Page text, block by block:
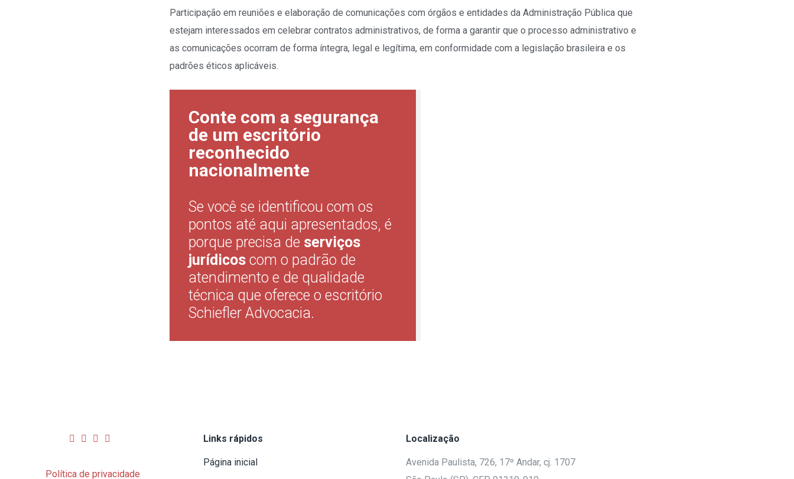
Participação em reuniões e elaboração de comunicações com órgãos e entidades da Administração Pública que
estejam interessados em celebrar contratos administrativos, de forma a garantir que o processo administrativo e
as comunicações ocorram de forma íntegra, legal e legítima, em conformidade com a legislação brasileira e os
padrões éticos aplicáveis.
Conte com a segurança
de um escritório
reconhecido
nacionalmente
Se você se identificou com os
pontos até aqui apresentados, é
porque precisa de serviços
jurídicos com o padrão de
atendimento e de qualidade
técnica que oferece o escritório
Schiefler Advocacia.
Política de privacidade
Links rápidos
Página inicial
Localização
Avenida Paulista, 726, 17º Andar, cj. 1707